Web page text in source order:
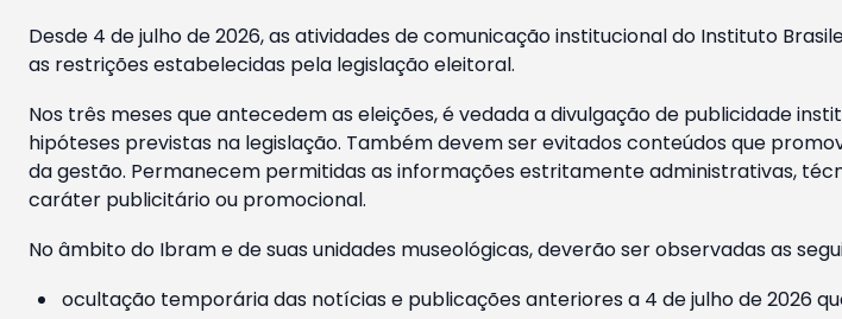
Desde 4 de julho de 2026, as atividades de comunicação institucional do Instituto
as restrições estabelecidas pela legislação eleitoral.
Nos três meses que antecedem as eleições, é vedada a divulgação de publicidade
hipóteses previstas na legislação. Também devem ser evitados conteúdos que
da gestão. Permanecem permitidas as informações estritamente administrativas,
caráter publicitário ou promocional.
No âmbito do Ibram e de suas unidades museológicas, deverão ser observadas as
ocultação temporária das notícias e publicações anteriores a 4 de julho de 2026